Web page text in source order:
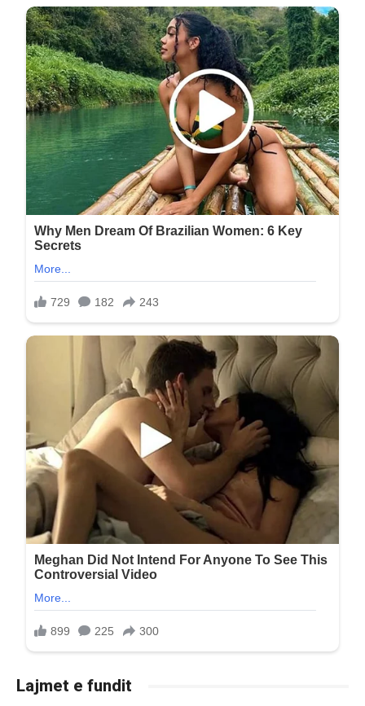
Lajmet e fundit